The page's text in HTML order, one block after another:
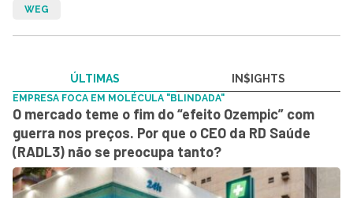
WEG
ÚLTIMAS IN$IGHTS
EMPRESA FOCA EM MOLÉCULA "BLINDADA"
O mercado teme o fim do “efeito Ozempic” com
guerra nos preços. Por que o CEO da RD Saúde
(RADL3) não se preocupa tanto?